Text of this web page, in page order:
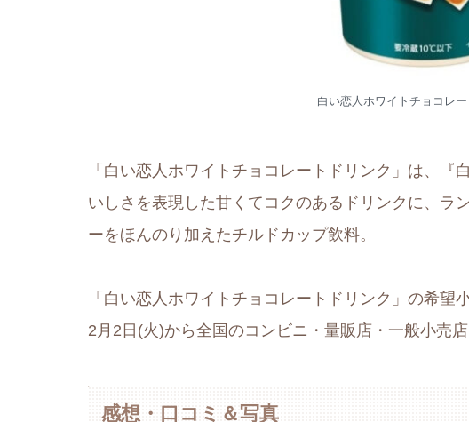
白い恋人ホワイトチョコレ
「白い恋人ホワイトチョコレートドリンク」は、『
いしさを表現した甘くてコクのあるドリンクに、ラ
ーをほんのり加えたチルドカップ飲料。
「白い恋人ホワイトチョコレートドリンク」の希望
2月2日(火)から全国のコンビニ・量販店・一般小売店
感想・口コミ＆写真